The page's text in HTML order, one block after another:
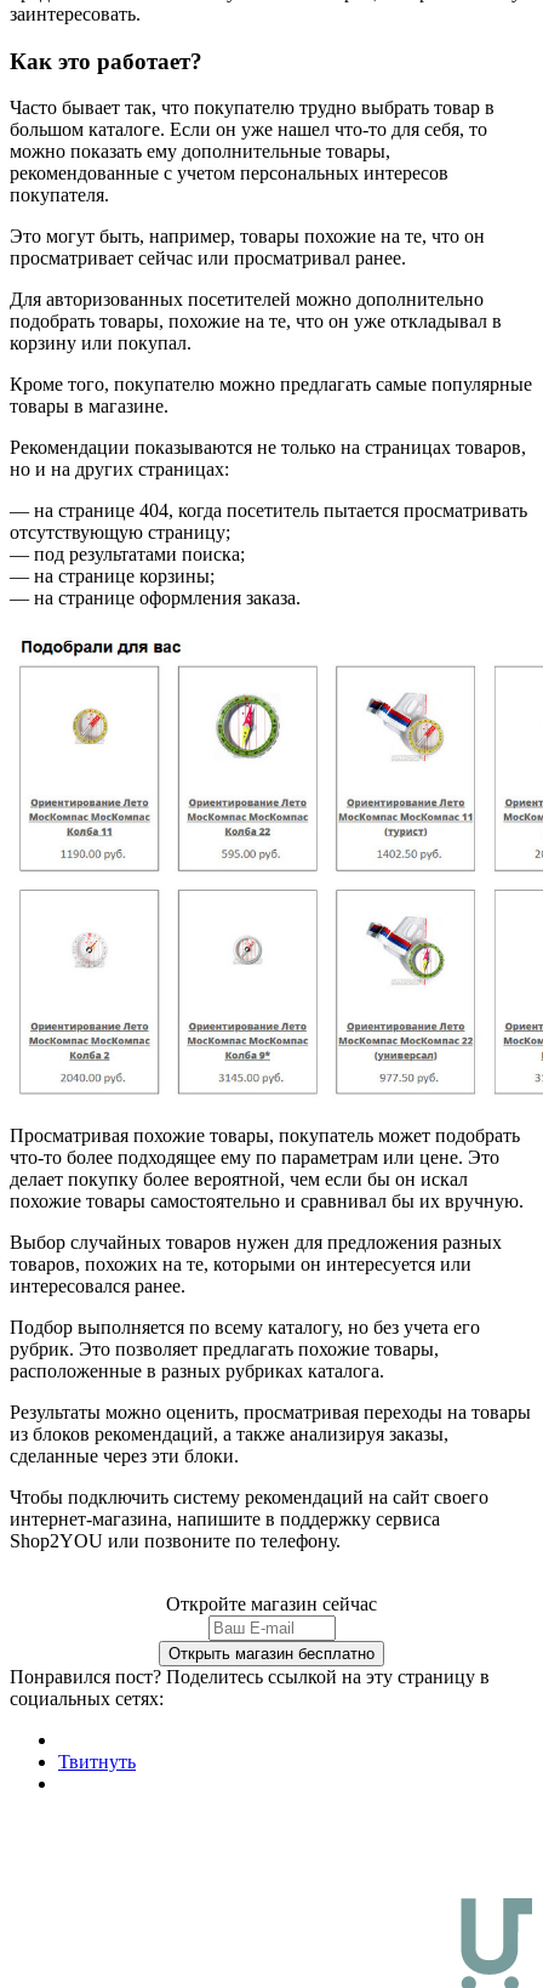
заинтересовать.
Как это работает?
Часто бывает так, что покупателю трудно выбрать товар в
большом каталоге. Если он уже нашел что-то для себя, то
можно показать ему дополнительные товары,
рекомендованные с учетом персональных интересов
покупателя.
Это могут быть, например, товары похожие на те, что он
просматривает сейчас или просматривал ранее.
Для авторизованных посетителей можно дополнительно
подобрать товары, похожие на те, что он уже откладывал в
корзину или покупал.
Кроме того, покупателю можно предлагать самые популярные
товары в магазине.
Рекомендации показываются не только на страницах товаров,
но и на других страницах:
— на странице 404, когда посетитель пытается просматривать
отсутствующую страницу;
— под результатами поиска;
— на странице корзины;
— на странице оформления заказа.
Просматривая похожие товары, покупатель может подобрать
что-то более подходящее ему по параметрам или цене. Это
делает покупку более вероятной, чем если бы он искал
похожие товары самостоятельно и сравнивал бы их вручную.
Выбор случайных товаров нужен для предложения разных
товаров, похожих на те, которыми он интересуется или
интересовался ранее.
Подбор выполняется по всему каталогу, но без учета его
рубрик. Это позволяет предлагать похожие товары,
расположенные в разных рубриках каталога.
Результаты можно оценить, просматривая переходы на товары
из блоков рекомендаций, а также анализируя заказы,
сделанные через эти блоки.
Чтобы подключить систему рекомендаций на сайт своего
интернет-магазина, напишите в поддержку сервиса
Shop2YOU или позвоните по телефону.
Откройте магазин сейчас
Понравился пост? Поделитесь ссылкой на эту страницу в
социальных сетях:
Твитнуть